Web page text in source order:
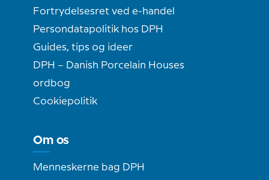
Fortrydelsesret ved e-handel
Persondatapolitik hos DPH
Guides, tips og ideer
DPH – Danish Porcelain Houses
ordbog
Cookiepolitik
Om os
Menneskerne bag DPH